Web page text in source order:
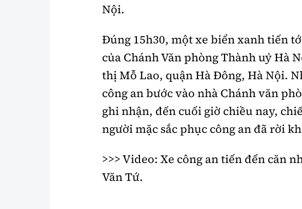
Nội.
Đúng 15h30, một xe biển xanh tiến
của Chánh Văn phòng Thành uỷ Hà
thịMỗ Lao, quận Hà Đông, Hà Nội.
công an bước vào nhà Chánh văn
ghi nhận, đến cuối giờ chiều nay,
người mặc sắc phục công an đã rời
>>> Video: Xe công an tiến đến căn
Văn Tứ.